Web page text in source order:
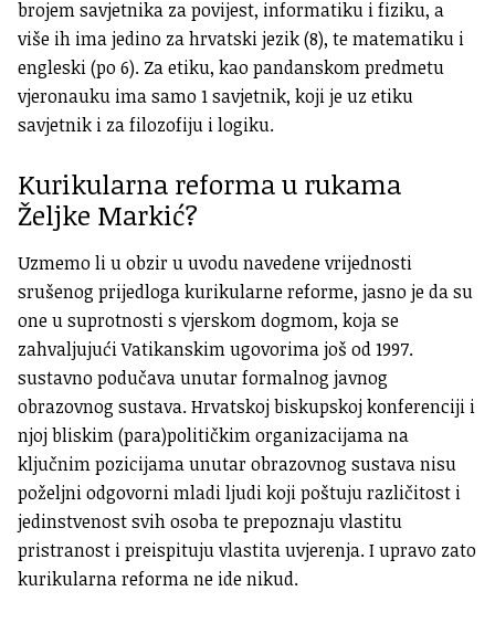
brojem savjetnika za povijest, informatiku i fiziku, a
više ih ima jedino za hrvatski jezik (8), te matematiku i
engleski (po 6). Za etiku, kao pandanskom predmetu
vjeronauku ima samo 1 savjetnik, koji je uz etiku
savjetnik i za filozofiju i logiku.
Kurikularna reforma u rukama
Željke Markić?
Uzmemo li u obzir u uvodu navedene vrijednosti
srušenog prijedloga kurikularne reforme, jasno je da su
one u suprotnosti s vjerskom dogmom, koja se
zahvaljujući Vatikanskim ugovorima još od 1997.
sustavno podučava unutar formalnog javnog
obrazovnog sustava. Hrvatskoj biskupskoj konferenciji i
njoj bliskim (para)političkim organizacijama na
ključnim pozicijama unutar obrazovnog sustava nisu
poželjni odgovorni mladi ljudi koji poštuju različitost i
jedinstvenost svih osoba te prepoznaju vlastitu
pristranost i preispituju vlastita uvjerenja. I upravo zato
kurikularna reforma ne ide nikud.